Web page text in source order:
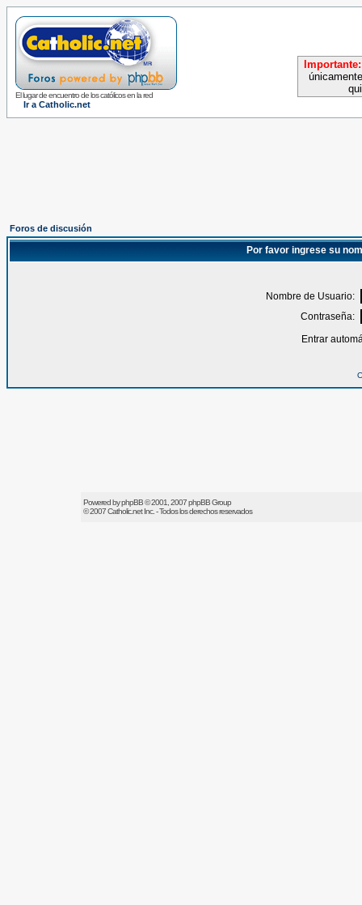
El lugar de encuentro de los católicos en la red
Ir a Catholic.net
Importante:
Foros de discusión
Por favor ingrese su
Nombre de Usuario:
Contraseña:
Entrar
Powered byphpBB© 2001, 2007 phpBB Group
© 2007Catholic.netInc. - Todos los derechos reservados